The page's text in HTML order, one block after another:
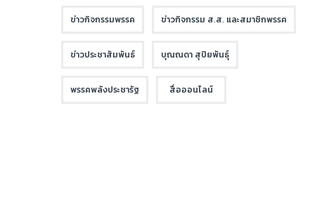
ข่าวกิจกรรมพรรค ข่าวกิจกรรม ส.ส. และสมาชิกพรรค
ข่าวประชาสัมพันธ์ บุณณดา สุปิยพันธุ์
พรรคพลังประชารัฐ สื่อออนไลน์